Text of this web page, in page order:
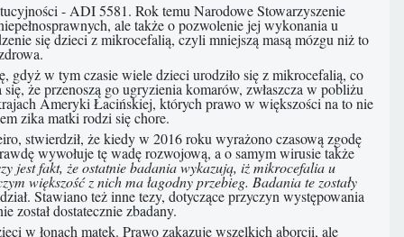
- ADI 5581. Rok temu Narodowe Stowarzyszenie
ale także o pozwolenie jej wykonania u
się dzieci z mikrocefalią, czyli mniejszą masą mózgu niż to
gdyż w tym czasie wiele dzieci urodziło się z mikrocefalią, co
że przenoszą go ugryzienia komarów, zwłaszcza w pobliżu
Ameryki Łacińskiej, których prawo w większości na to nie
zika matki rodzi się chore.
stwierdził, że kiedy w 2016 roku wyrażono czasową zgodę
wywołuje tę wadę rozwojową, a o samym wirusie także
jest fakt, że ostatnie badania wykazują, iż mikrocefalia u
większość z nich ma łagodny przebieg. Badania te zostały
Stawiano też inne tezy, dotyczące przyczyn występowania
został dostatecznie zbadany.
w łonach matek. Prawo zakazuje wszelkich aborcji, ale